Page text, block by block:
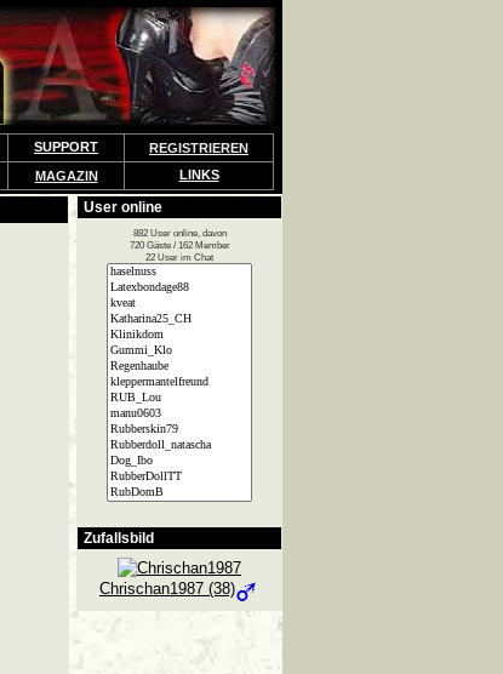
SUPPORT
REGISTRIEREN
MAGAZIN LINKS
User online
882 User online, davon
720 Gäste / 162 Member
22 User im Chat
Zufallsbild
Chrischan1987 (38)